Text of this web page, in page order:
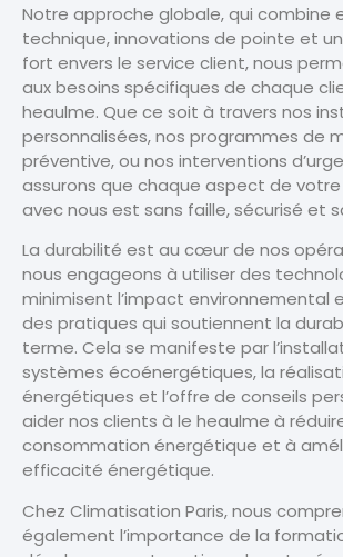
Notre approche globale, qui combine
technique, innovations de pointe et
fort envers le service client, nous
aux besoins spécifiques de chaque
heaulme. Que ce soit à travers nos
personnalisées, nos programmes de
préventive, ou nos interventions
assurons que chaque aspect de
avec nous est sans faille, sécurisé et
La durabilité est au cœur de nos
nous engageons à utiliser des
minimisent l’impact environnemental
des pratiques qui soutiennent la
terme. Cela se manifeste par
systèmes écoénergétiques, la
énergétiques et l’offre de conseils
aider nos clients à le heaulme à
consommation énergétique et à
efficacité énergétique.
Chez Climatisation Paris, nous
également l’importance de la